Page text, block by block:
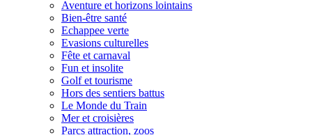
Aventure et horizons lointains
Bien-être santé
Echappee verte
Evasions culturelles
Fête et carnaval
Fun et insolite
Golf et tourisme
Hors des sentiers battus
Le Monde du Train
Mer et croisières
Parcs attraction, zoos